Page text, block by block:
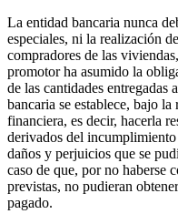
La entidad bancaria nunca
especiales, ni la realización
compradores de las
promotor ha asumido la
de las cantidades entregadas
bancaria se establece, bajo
financiera, es decir, hacerla
derivados del
daños y perjuicios que se
caso de que, por no haberse
previstas, no pudieran
pagado.